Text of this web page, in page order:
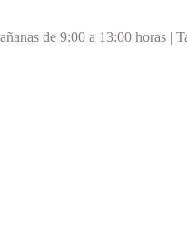
de 9:00 a 13:00 horas |